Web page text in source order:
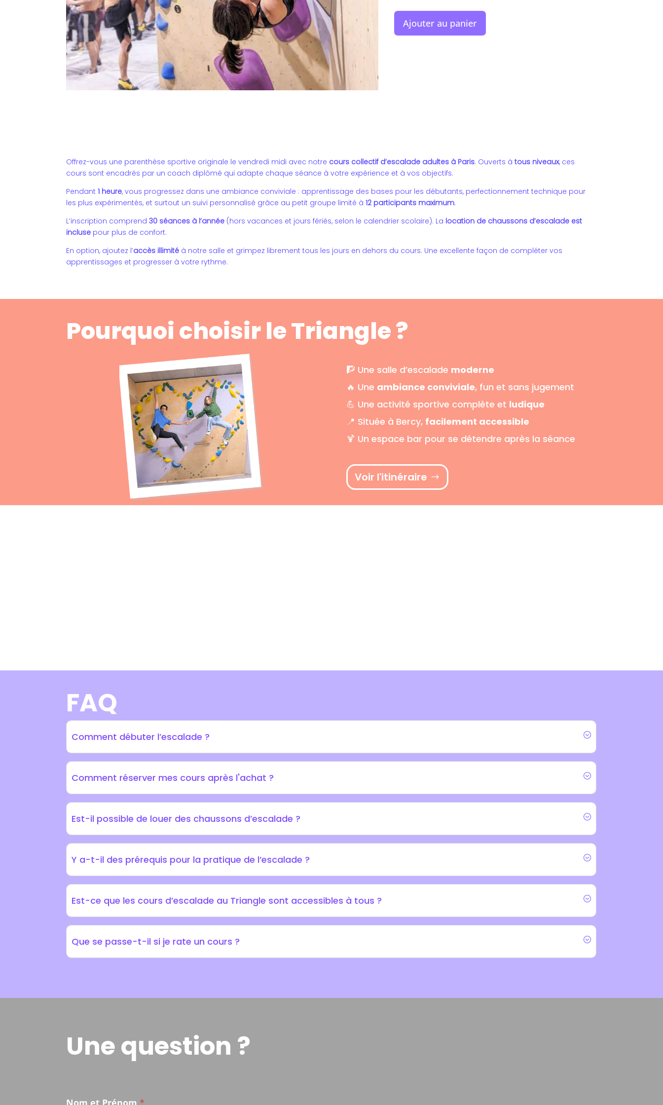
Ajouter au panier
Offrez-vous une parenthèse sportive originale le vendredi midi avec notre cours collectif d’escalade adultes à Paris. Ouverts àtous niveaux, ces
cours sont encadrés par un coach diplômé qui adapte chaque séance à votre expérience et à vos objectifs.
Pendant1 heure, vous progressez dans une ambiance conviviale : apprentissage des bases pour les débutants, perfectionnement technique pour
les plus expérimentés, et surtout un suivi personnalisé grâce au petit groupe limité à12 participants maximum.
L’inscription comprend30 séances à l’année (hors vacances et jours fériés, selon le calendrier scolaire). La location de chaussons d’escalade est
incluse pour plus de confort.
En option, ajoutez l’accès illimité à notre salle et grimpez librement tous les jours en dehors du cours. Une excellente façon de compléter vos
apprentissages et progresser à votre rythme.
Pourquoi choisir le Triangle ?
🧗 Une salle d’escalade moderne
🔥 Une ambiance conviviale, fun et sans jugement
💪 Une activité sportive complète et ludique
📍 Située à Bercy, facilement accessible
🍹 Un espace bar pour se détendre après la séance
Voir l'itinéraire
FAQ
Comment débuter l’escalade ?
Comment réserver mes cours après l'achat ?
Est-il possible de louer des chaussons d’escalade ?
Y a-t-il des prérequis pour la pratique de l’escalade ?
Est-ce que les cours d’escalade au Triangle sont accessibles à tous ?
Que se passe-t-il si je rate un cours ?
Une question ?
Nom et Prénom *